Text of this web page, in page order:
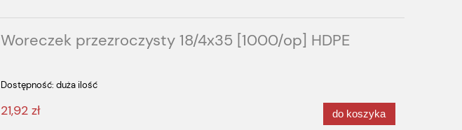
Woreczek przezroczysty 18/4x35 [1000/op] HDPE
Dostępność: duża ilość
21,92 zł do koszyka